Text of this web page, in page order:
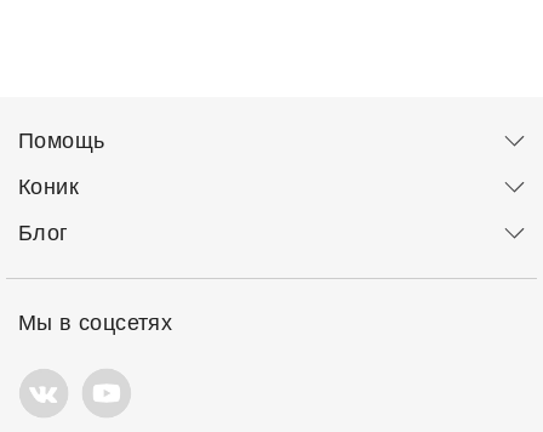
Помощь
Коник
Блог
Мы в соцсетях